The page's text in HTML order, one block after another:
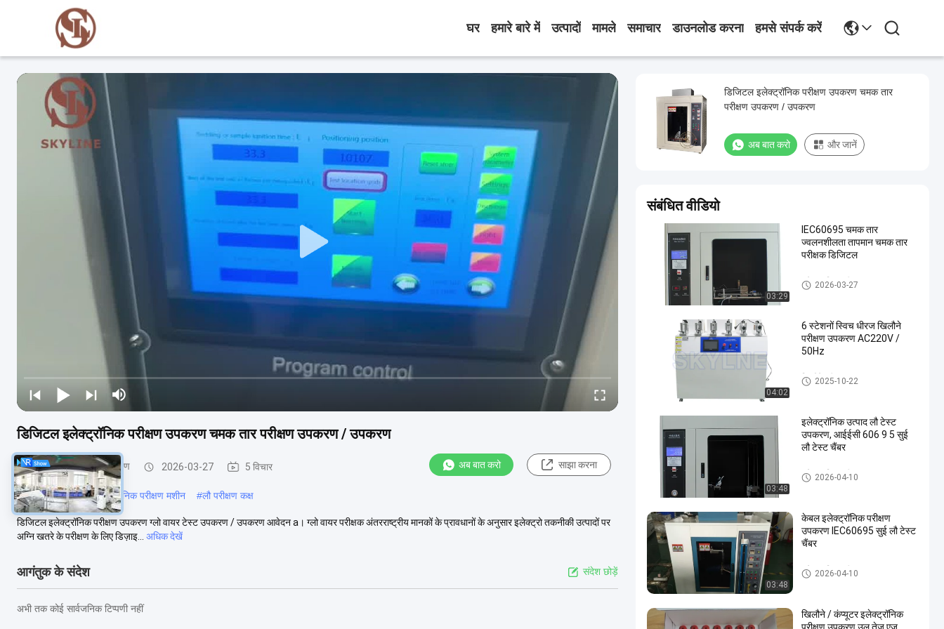
घर हमारे बारे में उत्पादों मामले समाचार डाउनलोड करना हमसे संपर्क करें
डिजिटल इलेक्ट्रॉनिक परीक्षण उपकरण चमक तार परीक्षण उपकरण / उपकरण
इलेक्ट्रॉनिक परीक्षण उपकरण 2026-03-27 5 विचार अब बात करो साझा करना
#तेज धार परीक्षक #इलेक्ट्रॉनिक परीक्षण मशीन #लौ परीक्षण कक्ष
डिजिटल इलेक्ट्रॉनिक परीक्षण उपकरण ग्लो वायर टेस्ट उपकरण / उपकरण आवेदन a। ग्लो वायर परीक्षक अंतरराष्ट्रीय मानकों के प्रावधानों के अनुसार इलेक्ट्रो तकनीकी उत्पादों पर
अग्नि खतरे के परीक्षण के लिए डिज़ाइ...
अधिक देखें
आगंतुक के संदेश संदेश छोड़ें
अभी तक कोई सार्वजनिक टिप्पणी नहीं
डिजिटल इलेक्ट्रॉनिक परीक्षण उपकरण चमक तार
परीक्षण उपकरण / उपकरण
अब बात करो और जानें
संबंधित वीडियो
03:29
IEC60695 चमक तार
ज्वलनशीलता तापमान चमक तार
परीक्षक डिजिटल
इलेक्ट्रॉनिक परीक्षण उपकरण
2026-03-27
04:02
6 स्टेशनों स्विच धीरज खिलौने
परीक्षण उपकरण AC220V /
50Hz
खिलौने परीक्षण उपकरण
2025-10-22
03:48
इलेक्ट्रॉनिक उत्पाद लौ टेस्ट
उपकरण, आईईसी 606 9 5 सुई
लौ टेस्ट चैंबर
इलेक्ट्रॉनिक परीक्षण उपकरण
2026-04-10
03:48
केबल इलेक्ट्रॉनिक परीक्षण
उपकरण IEC60695 सुई लौ टेस्ट
चैंबर
इलेक्ट्रॉनिक परीक्षण उपकरण
2026-04-10
खिलौने / कंप्यूटर इलेक्ट्रॉनिक